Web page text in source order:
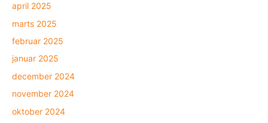
april 2025
marts 2025
februar 2025
januar 2025
december 2024
november 2024
oktober 2024